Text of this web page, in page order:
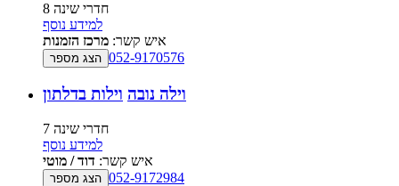
8 חדרי שינה
למידע נוסף
איש קשר: מרכז הזמנות
הצג מספר 052-9170576
וילה נובה וילות בדלתון
7 חדרי שינה
למידע נוסף
איש קשר: דוד / מוטי
הצג מספר 052-9172984